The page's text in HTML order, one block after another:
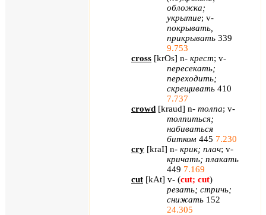
обложка;
укрытие; v-
покрывать,
прикрывать 339
9.753
cross [krOs] n- крест; v-
пересекать;
переходить;
скрещивать 410
7.737
crowd [kraud] n- толпа; v-
толпиться;
набиваться
битком 445 7.230
cry [kraI] n- крик; плач; v-
кричать; плакать
449 7.169
cut [kAt] v- (cut; cut)
резать; стричь;
снижать 152
24.305